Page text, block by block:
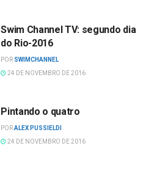
Swim Channel TV: segundo dia
do Rio-2016
POR SWIMCHANNEL
24 DE NOVEMBRO DE 2016
Pintando o quatro
PORALEX PUSSIELDI
24 DE NOVEMBRO DE 2016